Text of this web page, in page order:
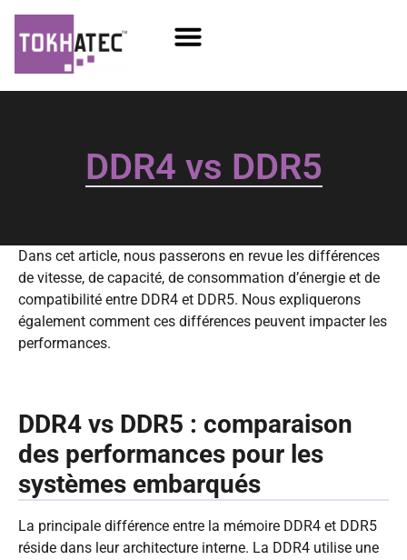
DDR4 vs DDR5
Dans cet article, nous passerons en revue les différences
de vitesse, de capacité, de consommation d’énergie et de
compatibilité entre DDR4 et DDR5. Nous expliquerons
également comment ces différences peuvent impacter les
performances.
DDR4 vs DDR5 : comparaison
des performances pour les
systèmes embarqués
La principale différence entre la mémoire DDR4 et DDR5
réside dans leur architecture interne. La DDR4 utilise une